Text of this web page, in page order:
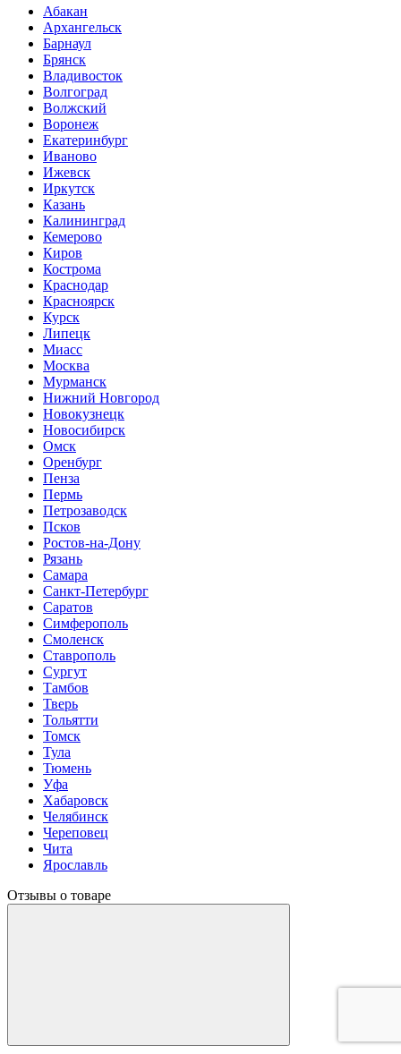
Абакан
Архангельск
Барнаул
Брянск
Владивосток
Волгоград
Волжский
Воронеж
Екатеринбург
Иваново
Ижевск
Иркутск
Казань
Калининград
Кемерово
Киров
Кострома
Краснодар
Красноярск
Курск
Липецк
Миасс
Москва
Мурманск
Нижний Новгород
Новокузнецк
Новосибирск
Омск
Оренбург
Пенза
Пермь
Петрозаводск
Псков
Ростов-на-Дону
Рязань
Самара
Санкт-Петербург
Саратов
Симферополь
Смоленск
Ставрополь
Сургут
Тамбов
Тверь
Тольятти
Томск
Тула
Тюмень
Уфа
Хабаровск
Челябинск
Череповец
Чита
Ярославль
Отзывы о товаре